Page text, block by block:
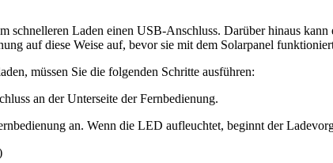
Laden einen USB-Anschluss. Darüber hinaus
auf diese Weise auf, bevor sie mit dem Solarpanel
müssen Sie die folgenden Schritte ausführen:
an der Unterseite der Fernbedienung.
an. Wenn die LED aufleuchtet, beginnt der